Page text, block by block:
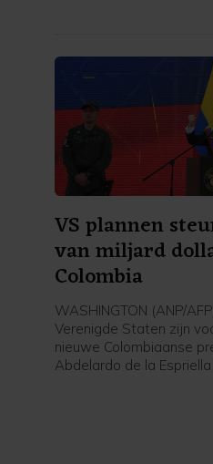
VS plannen
van miljard
Colombia
WASHINGTON (ANP/
Verenigde Staten zijn
nieuwe Colombiaanse
Abdelardo de la